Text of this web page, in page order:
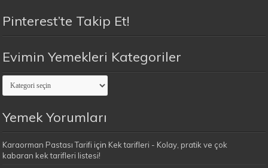
Pinterest’te Takip Et!
Evimin Yemekleri Kategoriler
Evimin
Yemekleri
Kategoriler
Yemek Yorumları
Karaorman Pastası Tarifi için Kek tarifleri - Kolay, pratik ve çok
kabaran kek tarifleri listesi!